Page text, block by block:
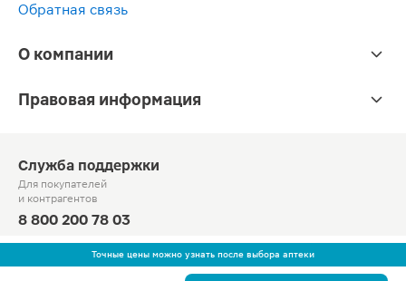
Точные цены можно узнать после выбора аптеки
Обратная связь
О компании
Правовая информация
Служба поддержки
Для покупателей
и контрагентов
8 800 200 78 03
Круглосуточно, звонок по России бесплатный